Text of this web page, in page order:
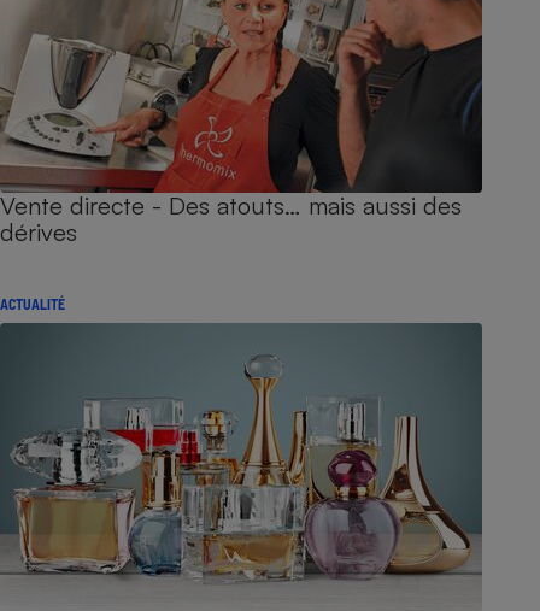
Vente directe - Des atouts… mais aussi des
dérives
ACTUALITÉ